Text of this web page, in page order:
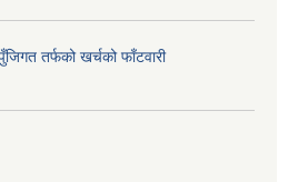
तर्फको खर्चको फाँटवारी